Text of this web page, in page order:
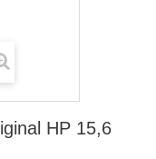
HP 15,6